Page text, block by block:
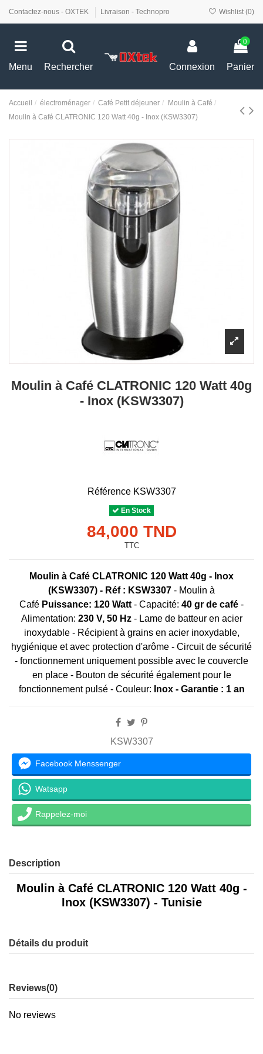
Contactez-nous - OXTEK Livraison - Technopro Wishlist (0)
Menu Rechercher Connexion
0
Panier
Accueil électroménager Café Petit déjeuner
Moulin à Café
Moulin à Café CLATRONIC 120 Watt 40g - Inox (KSW3307)
Moulin à Café CLATRONIC 120 Watt 40g
- Inox (KSW3307)
Référence KSW3307
En Stock
84,000 TND
TTC
Moulin à Café CLATRONIC 120 Watt 40g - Inox
(KSW3307) - Réf : KSW3307 - Moulin à
Café Puissance: 120 Watt - Capacité: 40 gr de café -
Alimentation: 230 V, 50 Hz- Lame de batteur en acier
inoxydable - Récipient à grains en acier inoxydable,
hygiénique et avec protection d'arôme - Circuit de sécurité
- fonctionnement uniquement possible avec le couvercle
en place - Bouton de sécurité également pour le
fonctionnement pulsé - Couleur: Inox - Garantie : 1 an
KSW3307
Facebook Menssenger
Watsapp
Rappelez-moi
Description
Moulin à Café CLATRONIC 120 Watt 40g -
Inox (KSW3307) - Tunisie
Détails du produit
Reviews(0)
No reviews